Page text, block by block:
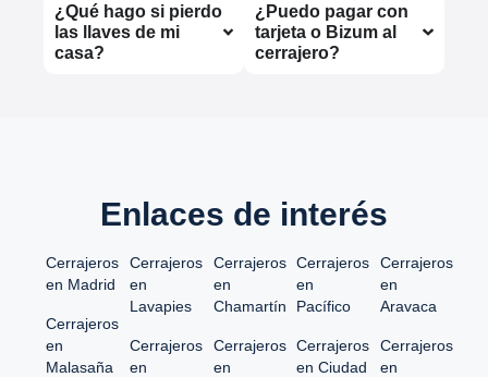
¿Qué hago si pierdo
las llaves de mi
casa?
¿Puedo pagar con
tarjeta o Bizum al
cerrajero?
Enlaces de interés
Cerrajeros
en Madrid
Cerrajeros
en
Malasaña
Cerrajeros
en
Lavapies
Cerrajeros
en
Cerrajeros
en
Chamartín
Cerrajeros
en
Cerrajeros
en
Pacífico
Cerrajeros
en Ciudad
Cerrajeros
en
Aravaca
Cerrajeros
en